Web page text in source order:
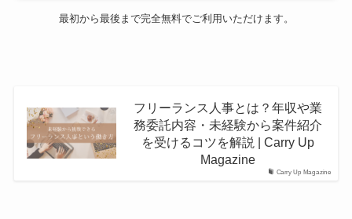
最初から最後まで完全無料でご利用いただけます。
Carry Up Magazine
フリーランス人事とは？年収や業
務委託内容・未経験から案件紹介
を受けるコツを解説 | Carry Up
Magazine